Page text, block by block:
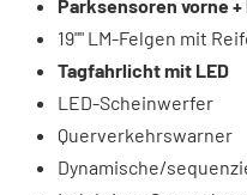
Parksensoren vorne
19"" LM-Felgen mit
Tagfahrlicht mit LED
LED-Scheinwerfer
Querverkehrswarner
Dynamische/